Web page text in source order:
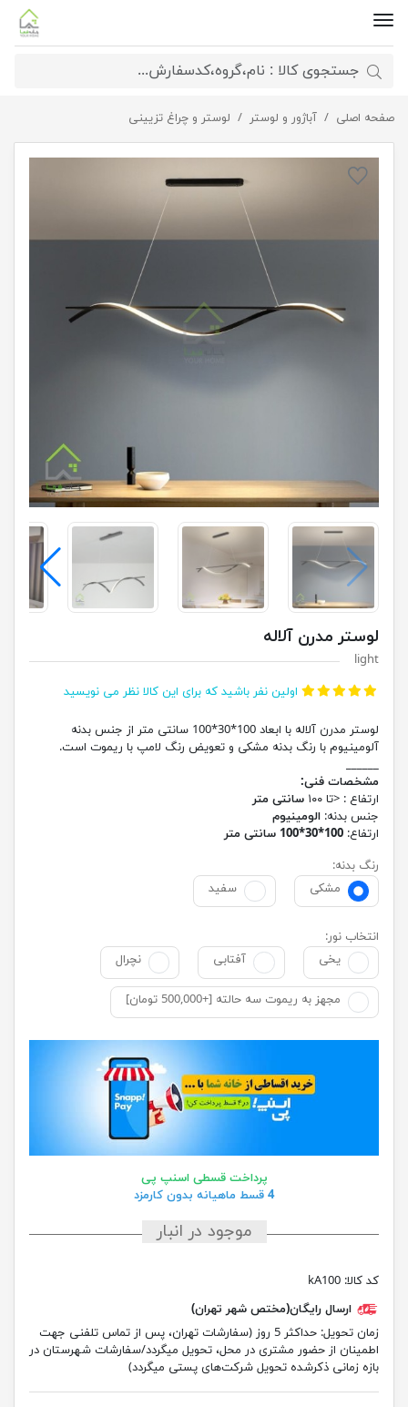
صفحه اصلی آباژور و لوستر لوستر و چراغ تزیینی لوستر مدرن آلاله
لوستر مدرن آلاله
light
اولین نفر باشید که برای این کالا نظر می نویسید
لوستر مدرن آلاله با ابعاد 100*30*100 سانتی متر از جنس بدنه
آلومینیوم با رنگ بدنه مشکی و تعویض رنگ لامپ با ریموت است.
______
مشخصات فنی:
ارتفاع : <تا ۱۰۰
سانتی متر
جنس بدنه: الومینیوم
ارتفاع: 100*30*100 سانتی متر
رنگ بدنه:
مشکی
سفید
انتخاب نور:
یخی
آفتابی نچرال
مجهز به ریموت سه حالته [+500,000 تومان]
پرداخت قسطی اسنپ پی
4 قسط ماهیانه بدون کارمزد
موجود در انبار
کد کالا: kA100
ارسال رایگان(مختص شهر تهران)
زمان تحویل:
حداکثر 5 روز (سفارشات تهران، پس از تماس تلفنی جهت
اطمینان از حضور مشتری در محل، تحویل میگردد/سفارشات شهرستان در
بازه زمانی ذکرشده تحویل شرکت‌های پستی میگردد)